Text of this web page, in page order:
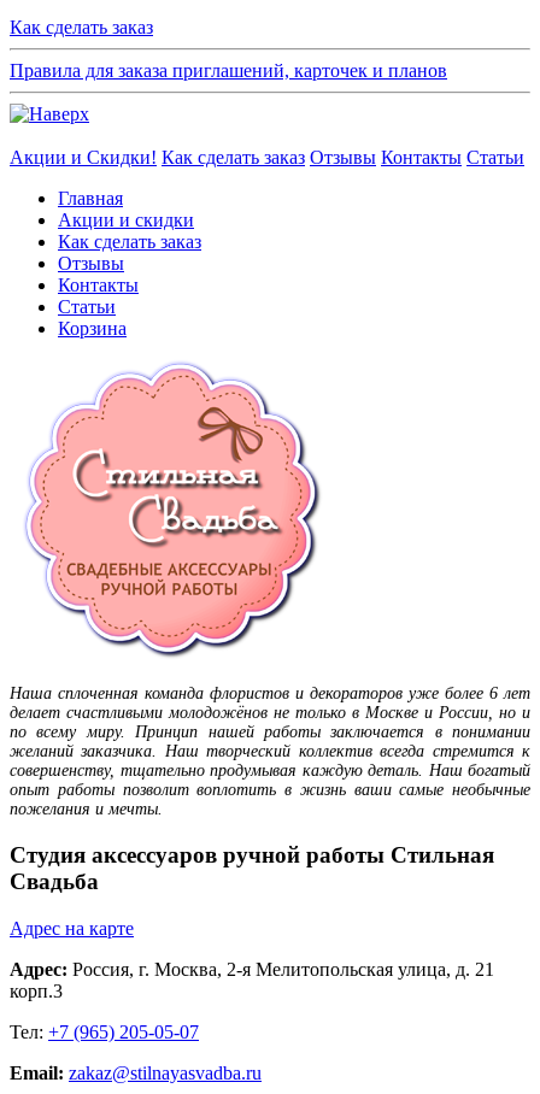
Как сделать заказ
Правила для заказа приглашений, карточек и планов
Акции и Скидки! Как сделать заказ Отзывы Контакты Статьи
Главная
Акции и скидки
Как сделать заказ
Отзывы
Контакты
Статьи
Корзина
Наша сплоченная команда флористов и декораторов уже более 6 лет
делает счастливыми молодожёнов не только в Москве и России, но и
по всему миру. Принцип нашей работы заключается в понимании
желаний заказчика. Наш творческий коллектив всегда стремится к
совершенству, тщательно продумывая каждую деталь. Наш богатый
опыт работы позволит воплотить в жизнь ваши самые необычные
пожелания и мечты.
Студия аксессуаров ручной работы Стильная
Свадьба
Адрес на карте
Адрес: Россия, г. Москва, 2-я Мелитопольская улица, д. 21
корп.3
Тел: +7 (965) 205-05-07
Email: zakaz@stilnayasvadba.ru